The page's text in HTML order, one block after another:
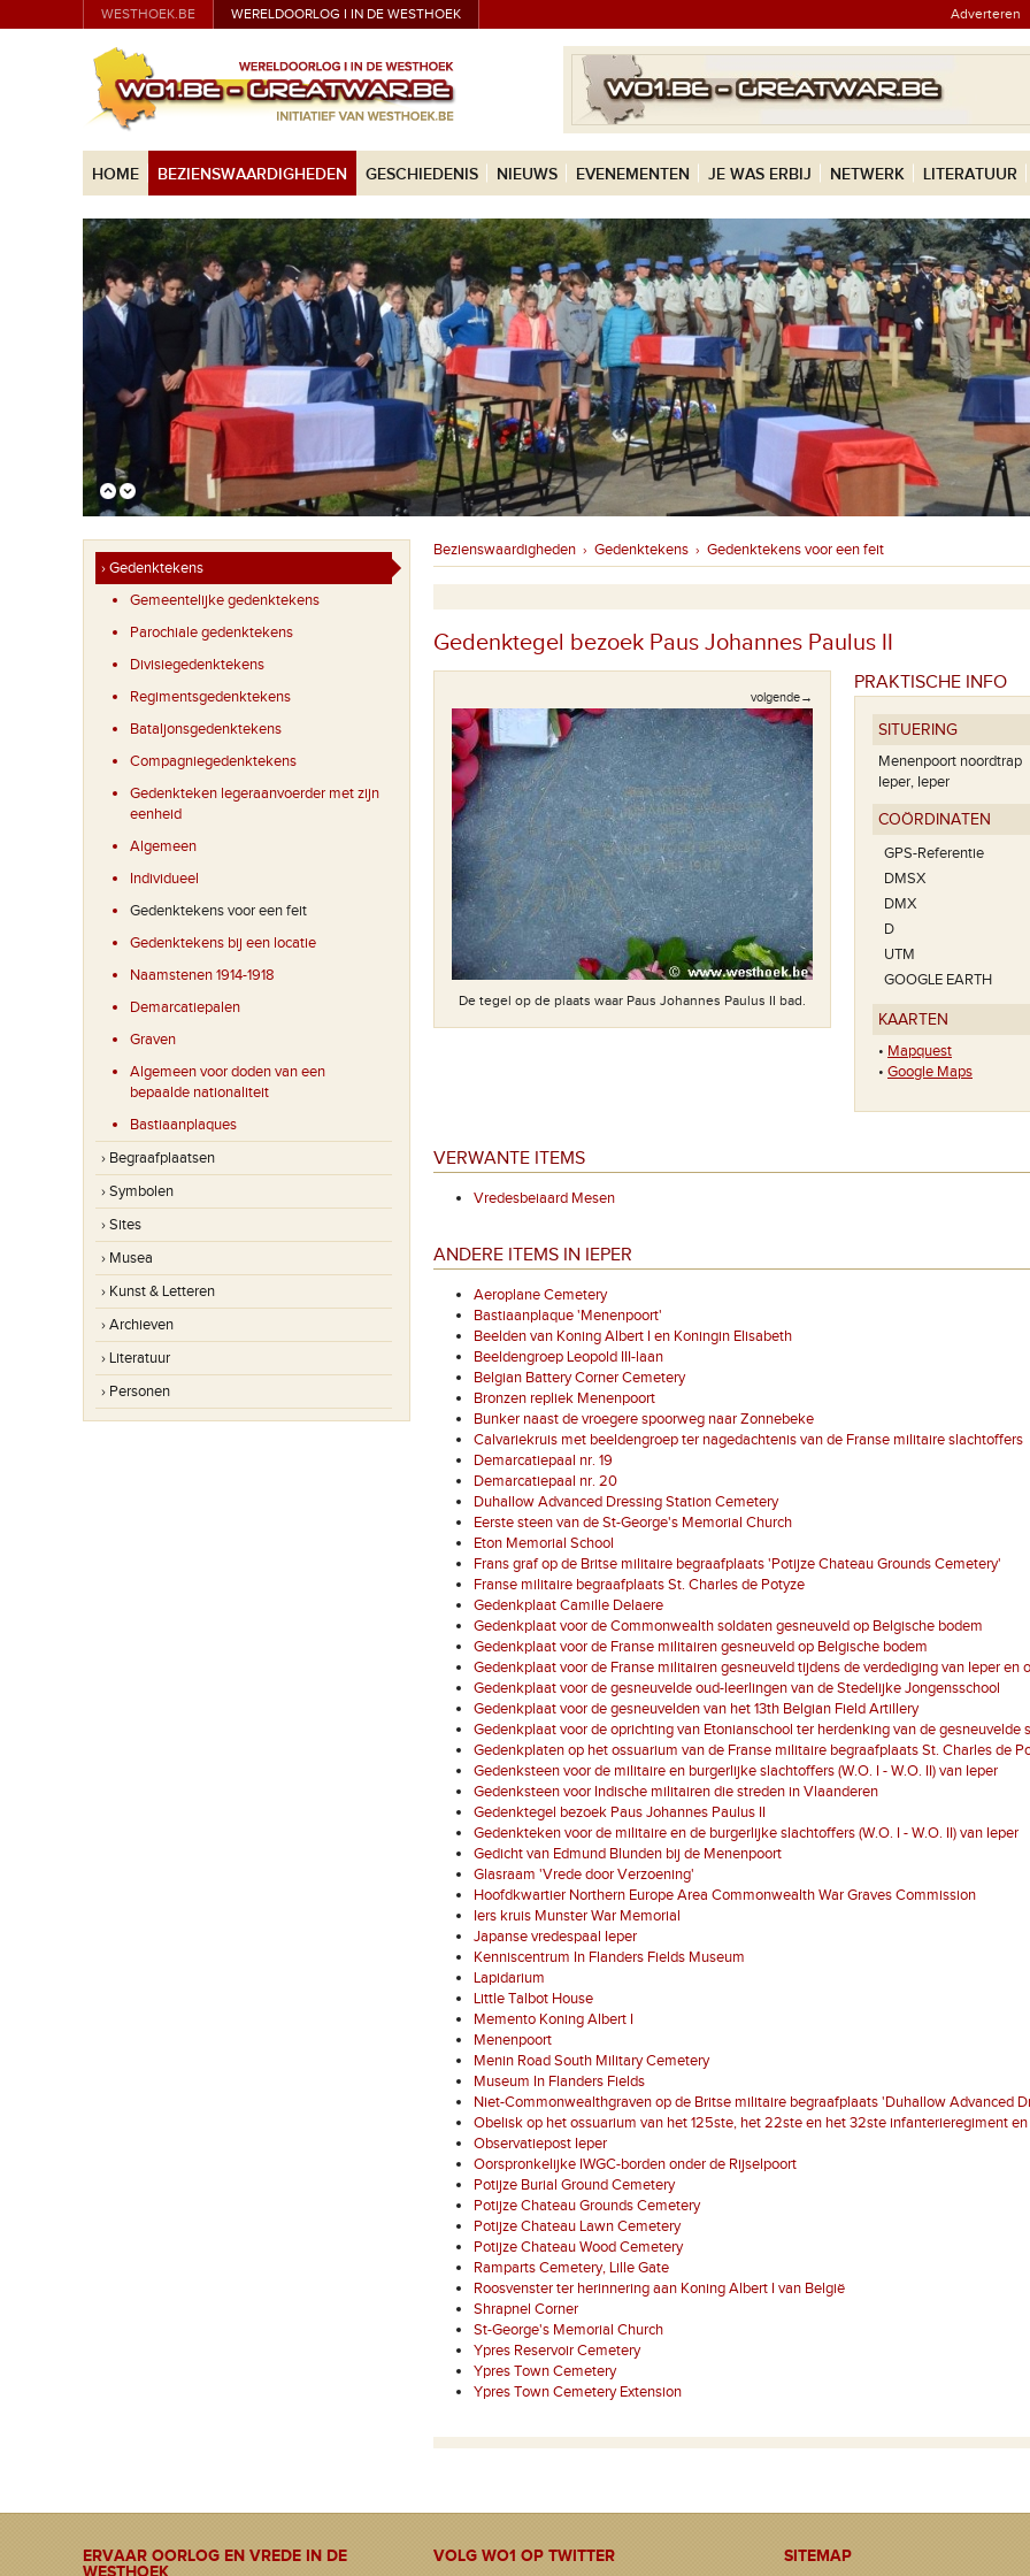
WESTHOEK.BE WERELDOORLOG I IN DE WESTHOEK Adverteren
HOME BEZIENSWAARDIGHEDEN GESCHIEDENIS NIEUWS EVENEMENTEN JE WAS ERBIJ NETWERK LITERATUUR
› Gedenktekens
Gemeentelijke gedenktekens
Parochiale gedenktekens
Divisiegedenktekens
Regimentsgedenktekens
Bataljonsgedenktekens
Compagniegedenktekens
Gedenkteken legeraanvoerder met zijn
eenheid
Algemeen
Individueel
Gedenktekens voor een feit
Gedenktekens bij een locatie
Naamstenen 1914-1918
Demarcatiepalen
Graven
Algemeen voor doden van een
bepaalde nationaliteit
Bastiaanplaques
› Begraafplaatsen
› Symbolen
› Sites
› Musea
› Kunst & Letteren
› Archieven
› Literatuur
› Personen
Bezienswaardigheden › Gedenktekens › Gedenktekens voor een feit
Gedenktegel bezoek Paus Johannes Paulus II
volgende→
de eerste klok van de Mesense Vredesbeiaard.
De tegel op de plaats waar Paus Johannes Paulus II bad.
De Paus bezocht Ieper op 17
PRAKTISCHE INFO
SITUERING
Menenpoort noordtrap
Ieper, Ieper
COÖRDINATEN
GPS-Referentie
DMSX
DMX
D
UTM
GOOGLE EARTH
KAARTEN
• Mapquest
• Google Maps
VERWANTE ITEMS
Vredesbeiaard Mesen
ANDERE ITEMS IN IEPER
Aeroplane Cemetery
Bastiaanplaque 'Menenpoort'
Beelden van Koning Albert I en Koningin Elisabeth
Beeldengroep Leopold III-laan
Belgian Battery Corner Cemetery
Bronzen repliek Menenpoort
Bunker naast de vroegere spoorweg naar Zonnebeke
Calvariekruis met beeldengroep ter nagedachtenis van de Franse militaire slachtoffers
Demarcatiepaal nr. 19
Demarcatiepaal nr. 20
Duhallow Advanced Dressing Station Cemetery
Eerste steen van de St-George's Memorial Church
Eton Memorial School
Frans graf op de Britse militaire begraafplaats 'Potijze Chateau Grounds Cemetery'
Franse militaire begraafplaats St. Charles de Potyze
Gedenkplaat Camille Delaere
Gedenkplaat voor de Commonwealth soldaten gesneuveld op Belgische bodem
Gedenkplaat voor de Franse militairen gesneuveld op Belgische bodem
Gedenkplaat voor de Franse militairen gesneuveld tijdens de verdediging van Ieper en
Gedenkplaat voor de gesneuvelde oud-leerlingen van de Stedelijke Jongensschool
Gedenkplaat voor de gesneuvelden van het 13th Belgian Field Artillery
Gedenkplaat voor de oprichting van Etonianschool ter herdenking van de gesneuvelde
Gedenkplaten op het ossuarium van de Franse militaire begraafplaats St. Charles de
Gedenksteen voor de militaire en burgerlijke slachtoffers (W.O. I - W.O. II) van Ieper
Gedenksteen voor Indische militairen die streden in Vlaanderen
Gedenktegel bezoek Paus Johannes Paulus II
Gedenkteken voor de militaire en de burgerlijke slachtoffers (W.O. I - W.O. II) van Ieper
Gedicht van Edmund Blunden bij de Menenpoort
Glasraam 'Vrede door Verzoening'
Hoofdkwartier Northern Europe Area Commonwealth War Graves Commission
Iers kruis Munster War Memorial
Japanse vredespaal Ieper
Kenniscentrum In Flanders Fields Museum
Lapidarium
Little Talbot House
Memento Koning Albert I
Menenpoort
Menin Road South Military Cemetery
Museum In Flanders Fields
Niet-Commonwealthgraven op de Britse militaire begraafplaats 'Duhallow Advanced
Obelisk op het ossuarium van het 125ste, het 22ste en het 32ste infanterieregiment
Observatiepost Ieper
Oorspronkelijke IWGC-borden onder de Rijselpoort
Potijze Burial Ground Cemetery
Potijze Chateau Grounds Cemetery
Potijze Chateau Lawn Cemetery
Potijze Chateau Wood Cemetery
Ramparts Cemetery, Lille Gate
Roosvenster ter herinnering aan Koning Albert I van België
Shrapnel Corner
St-George's Memorial Church
Ypres Reservoir Cemetery
Ypres Town Cemetery
Ypres Town Cemetery Extension
ERVAAR OORLOG EN VREDE IN DE
WESTHOEK
VOLG WO1 OP TWITTER SITEMAP